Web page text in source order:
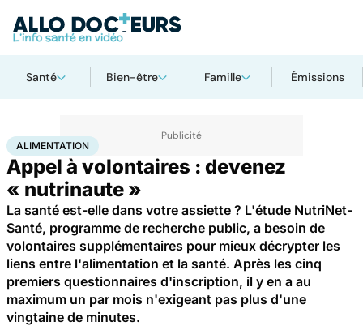
Santé Bien-être Famille Émissions
AccueilSantéMaladies Alimentation
ALIMENTATION
Appel à volontaires : devenez
« nutrinaute »
La santé est-elle dans votre assiette ? L'étude NutriNet-
Santé, programme de recherche public, a besoin de
volontaires supplémentaires pour mieux décrypter les
liens entre l'alimentation et la santé. Après les cinq
premiers questionnaires d'inscription, il y en a au
maximum un par mois n'exigeant pas plus d'une
vingtaine de minutes.